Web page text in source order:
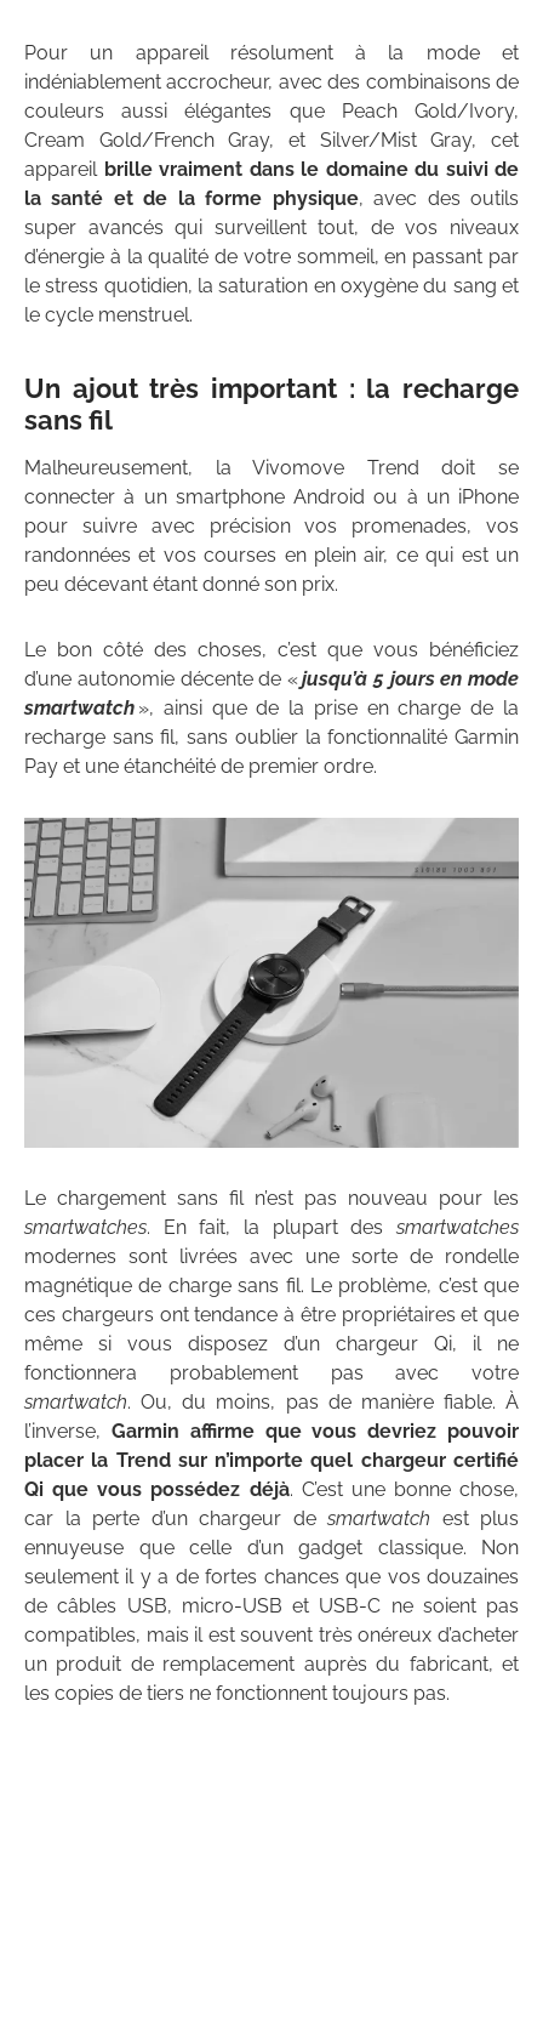
Pour un appareil résolument à la mode et
indéniablement accrocheur, avec des combinaisons de
couleurs aussi élégantes que Peach Gold/Ivory,
Cream Gold/French Gray, et Silver/Mist Gray, cet
appareil brille vraiment dans le domaine du suivi de
la santé et de la forme physique, avec des outils
super avancés qui surveillent tout, de vos niveaux
d’énergie à la qualité de votre sommeil, en passant par
le stress quotidien, la saturation en oxygène du sang et
le cycle menstruel.
Un ajout très important : la recharge
sans fil
Malheureusement, la Vivomove Trend doit se
connecter à un smartphone Android ou à un iPhone
pour suivre avec précision vos promenades, vos
randonnées et vos courses en plein air, ce qui est un
peu décevant étant donné son prix.
Le bon côté des choses, c’est que vous bénéficiez
d’une autonomie décente de «jusqu’à 5 jours en mode
smartwatch », ainsi que de la prise en charge de la
recharge sans fil, sans oublier la fonctionnalité Garmin
Pay et une étanchéité de premier ordre.
Le chargement sans fil n’est pas nouveau pour les
smartwatches. En fait, la plupart des smartwatches
modernes sont livrées avec une sorte de rondelle
magnétique de charge sans fil. Le problème, c’est que
ces chargeurs ont tendance à être propriétaires et que
même si vous disposez d’un chargeur Qi, il ne
fonctionnera probablement pas avec votre
smartwatch. Ou, du moins, pas de manière fiable. À
l’inverse, Garmin affirme que vous devriez pouvoir
placer la Trend sur n’importe quel chargeur certifié
Qi que vous possédez déjà. C’est une bonne chose,
car la perte d’un chargeur de smartwatch est plus
ennuyeuse que celle d’un gadget classique. Non
seulement il y a de fortes chances que vos douzaines
de câbles USB, micro-USB et USB-C ne soient pas
compatibles, mais il est souvent très onéreux d’acheter
un produit de remplacement auprès du fabricant, et
les copies de tiers ne fonctionnent toujours pas.